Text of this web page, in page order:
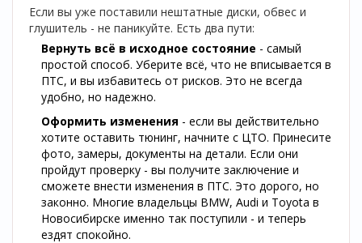
Если вы уже поставили нештатные диски, обвес и
глушитель - не паникуйте. Есть два пути:
Вернуть всё в исходное состояние - самый
простой способ. Уберите всё, что не вписывается в
ПТС, и вы избавитесь от рисков. Это не всегда
удобно, но надежно.
Оформить изменения - если вы действительно
хотите оставить тюнинг, начните с ЦТО. Принесите
фото, замеры, документы на детали. Если они
пройдут проверку - вы получите заключение и
сможете внести изменения в ПТС. Это дорого, но
законно. Многие владельцы BMW, Audi и Toyota в
Новосибирске именно так поступили - и теперь
ездят спокойно.